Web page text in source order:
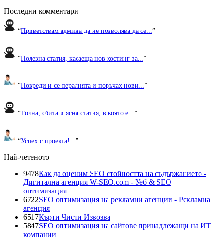
Последни комментари
“Приветствам админа да не позволява да се... ”
“Полезна статия, касаеща нов хостинг за... ”
“Повреди и се пералнята и поръчах нови...”
“Точна, сбита и ясна статия, в която е...”
“Успех с проекта!... ”
Най-четеното
9478Как да оценим SEO стойността на съдържанието -
Дигитална агенция W-SEO.com - Уеб & SEO
оптимизация
6722SEO оптимизация на рекламни агенции - Рекламна
агенция
6517Кърти Чисти Извозва
5847SEO оптимизация на сайтове принадлежащи на ИТ
компании